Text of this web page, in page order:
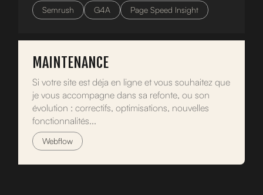
Semrush G4A Page Speed Insight
MAINTENANCE
Si votre site est déja en ligne et vous souhaitez que
je vous accompagne dans sa refonte, ou son
évolution : correctifs, optimisations, nouvelles
fonctionnalités...
Webflow